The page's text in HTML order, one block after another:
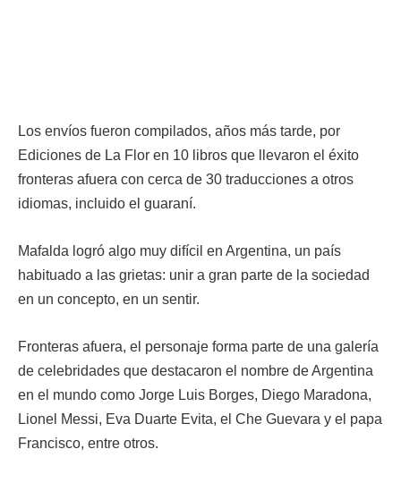
Los envíos fueron compilados, años más tarde, por
Ediciones de La Flor en 10 libros que llevaron el éxito
fronteras afuera con cerca de 30 traducciones a otros
idiomas, incluido el guaraní.
Mafalda logró algo muy difícil en Argentina, un país
habituado a las grietas: unir a gran parte de la sociedad
en un concepto, en un sentir.
Fronteras afuera, el personaje forma parte de una galería
de celebridades que destacaron el nombre de Argentina
en el mundo como Jorge Luis Borges, Diego Maradona,
Lionel Messi, Eva Duarte Evita, el Che Guevara y el papa
Francisco, entre otros.